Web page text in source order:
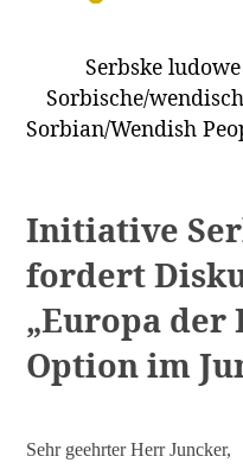
ABGEORDNETE
AUSSCHÜSSE
Serbske
Sorbische/
Sorbian/Wendish
Initiative
fordert
„Europa der
Option im
Sehr geehrter Herr Juncker,